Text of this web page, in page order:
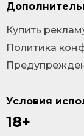
Условия
18+
Купить
Политика